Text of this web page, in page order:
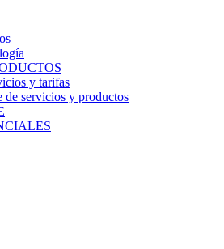
y tarifas
de servicios y productos